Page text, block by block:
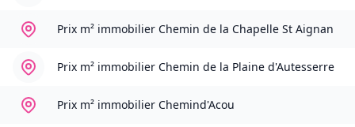
Prix m² immobilier Chemin de la Chapelle St Aignan
Prix m² immobilier Chemin de la Plaine d'Autesserre
Prix m² immobilier Chemind'Acou